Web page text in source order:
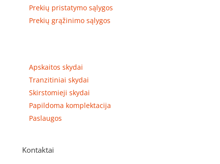
Prekių pristatymo sąlygos
Prekių grąžinimo sąlygos
Apskaitos skydai
Tranzitiniai skydai
Skirstomieji skydai
Papildoma komplektacija
Paslaugos
Kontaktai